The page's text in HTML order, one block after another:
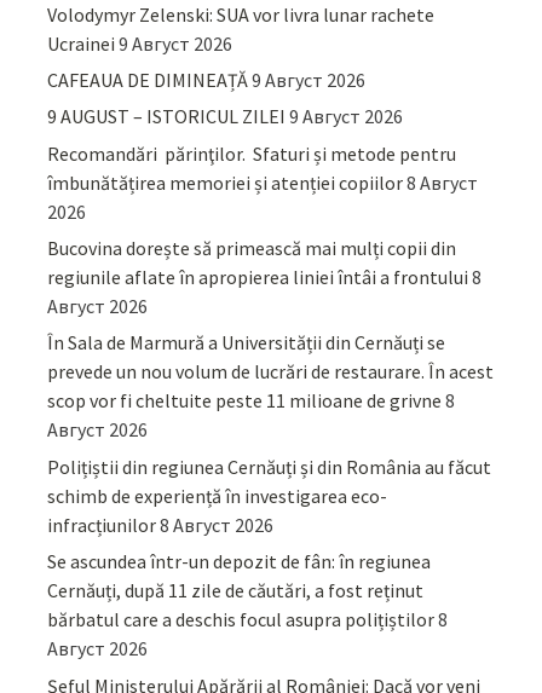
Volodymyr Zelenski: SUA vor livra lunar rachete
Ucrainei 9 Август 2026
CAFEAUA DE DIMINEAȚĂ9 Август 2026
9 AUGUST – ISTORICUL ZILEI 9 Август 2026
Recomandări părinţilor. Sfaturi și metode pentru
îmbunătățirea memoriei și atenției copiilor8 Август
2026
Bucovina dorește să primească mai mulți copii din
regiunile aflate în apropierea liniei întâi a frontului 8
Август 2026
În Sala de Marmură a Universității din Cernăuți se
prevede un nou volum de lucrări de restaurare. În acest
scop vor fi cheltuite peste 11 milioane de grivne 8
Август 2026
Polițiștii din regiunea Cernăuți și din România au făcut
schimb de experiență în investigarea eco-
infracțiunilor8 Август 2026
Se ascundea într-un depozit de fân: în regiunea
Cernăuți, după 11 zile de căutări, a fost reținut
bărbatul care a deschis focul asupra polițiștilor8
Август 2026
Șeful Ministerului Apărării al României: Dacă vor veni